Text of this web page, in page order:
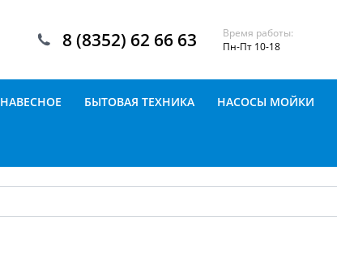
8 (8352) 62 66 63
Время работы:
Пн-Пт 10-18
НАВЕСНОЕ БЫТОВАЯ ТЕХНИКА НАСОСЫ МОЙКИ